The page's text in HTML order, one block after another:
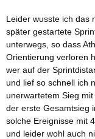
Leider wusste ich das
später gestartete
unterwegs, so dass
Orientierung verloren
wer auf der
und lief so schnell ich
unerwartetem Sieg
der erste Gesamtsieg
solche Ereignisse mit
und leider wohl auch